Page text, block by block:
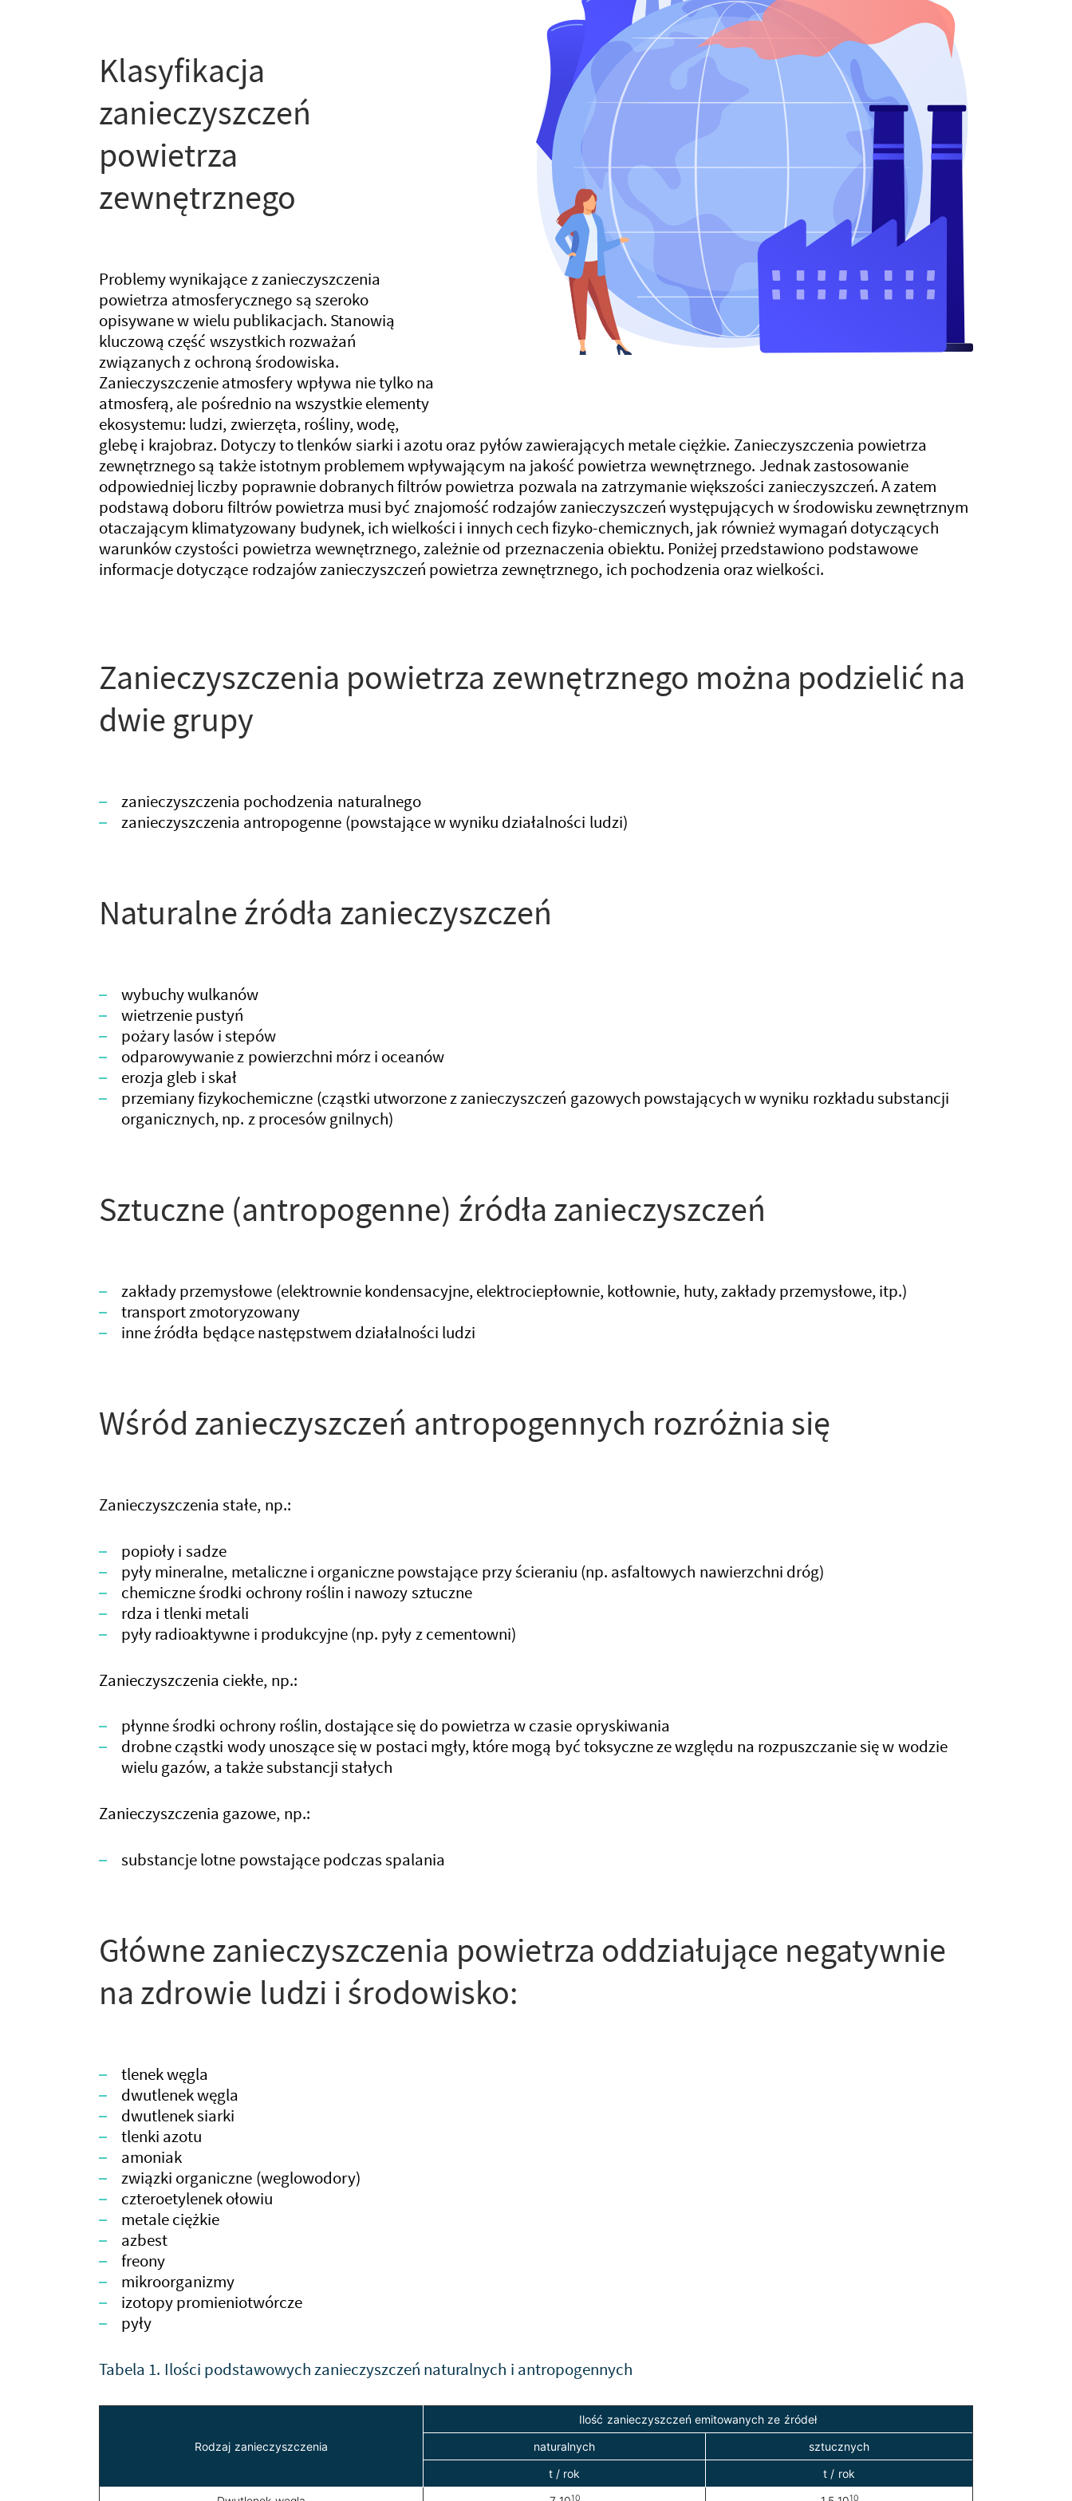
Klasyfikacja
zanieczyszczeń
powietrza
zewnętrznego
Problemy wynikające z zanieczyszczenia
powietrza atmosferycznego są szeroko
opisywane w wielu publikacjach. Stanowią
kluczową część wszystkich rozważań
związanych z ochroną środowiska.
Zanieczyszczenie atmosfery wpływa nie tylko na
atmosferą, ale pośrednio na wszystkie elementy
ekosystemu: ludzi, zwierzęta, rośliny, wodę,
glebę i krajobraz. Dotyczy to tlenków siarki i azotu oraz pyłów zawierających metale ciężkie. Zanieczyszczenia powietrza
zewnętrznego są także istotnym problemem wpływającym na jakość powietrza wewnętrznego. Jednak zastosowanie
odpowiedniej liczby poprawnie dobranych filtrów powietrza pozwala na zatrzymanie większości zanieczyszczeń. A zatem
podstawą doboru filtrów powietrza musi być znajomość rodzajów zanieczyszczeń występujących w środowisku zewnętrznym
otaczającym klimatyzowany budynek, ich wielkości i innych cech fizyko-chemicznych, jak również wymagań dotyczących
warunków czystości powietrza wewnętrznego, zależnie od przeznaczenia obiektu. Poniżej przedstawiono podstawowe
informacje dotyczące rodzajów zanieczyszczeń powietrza zewnętrznego, ich pochodzenia oraz wielkości.
Zanieczyszczenia powietrza zewnętrznego można podzielić na
dwie grupy
zanieczyszczenia pochodzenia naturalnego
zanieczyszczenia antropogenne (powstające w wyniku działalności ludzi)
Naturalne źródła zanieczyszczeń
wybuchy wulkanów
wietrzenie pustyń
pożary lasów i stepów
odparowywanie z powierzchni mórz i oceanów
erozja gleb i skał
przemiany fizykochemiczne (cząstki utworzone z zanieczyszczeń gazowych powstających w wyniku rozkładu substancji
organicznych, np. z procesów gnilnych)
Sztuczne (antropogenne) źródła zanieczyszczeń
zakłady przemysłowe (elektrownie kondensacyjne, elektrociepłownie, kotłownie, huty, zakłady przemysłowe, itp.)
transport zmotoryzowany
inne źródła będące następstwem działalności ludzi
Wśród zanieczyszczeń antropogennych rozróżnia się
Zanieczyszczenia stałe, np.:
popioły i sadze
pyły mineralne, metaliczne i organiczne powstające przy ścieraniu (np. asfaltowych nawierzchni dróg)
chemiczne środki ochrony roślin i nawozy sztuczne
rdza i tlenki metali
pyły radioaktywne i produkcyjne (np. pyły z cementowni)
Zanieczyszczenia ciekłe, np.:
płynne środki ochrony roślin, dostające się do powietrza w czasie opryskiwania
drobne cząstki wody unoszące się w postaci mgły, które mogą być toksyczne ze względu na rozpuszczanie się w wodzie
wielu gazów, a także substancji stałych
Zanieczyszczenia gazowe, np.:
substancje lotne powstające podczas spalania
Główne zanieczyszczenia powietrza oddziałujące negatywnie
na zdrowie ludzi i środowisko:
tlenek węgla
dwutlenek węgla
dwutlenek siarki
tlenki azotu
amoniak
związki organiczne (weglowodory)
czteroetylenek ołowiu
metale ciężkie
azbest
freony
mikroorganizmy
izotopy promieniotwórcze
pyły
Tabela 1. Ilości podstawowych zanieczyszczeń naturalnych i antropogennych
Rodzaj zanieczyszczenia
Ilość zanieczyszczeń emitowanych ze źródeł
naturalnych
sztucznych
t / rok
t / rok
10 10